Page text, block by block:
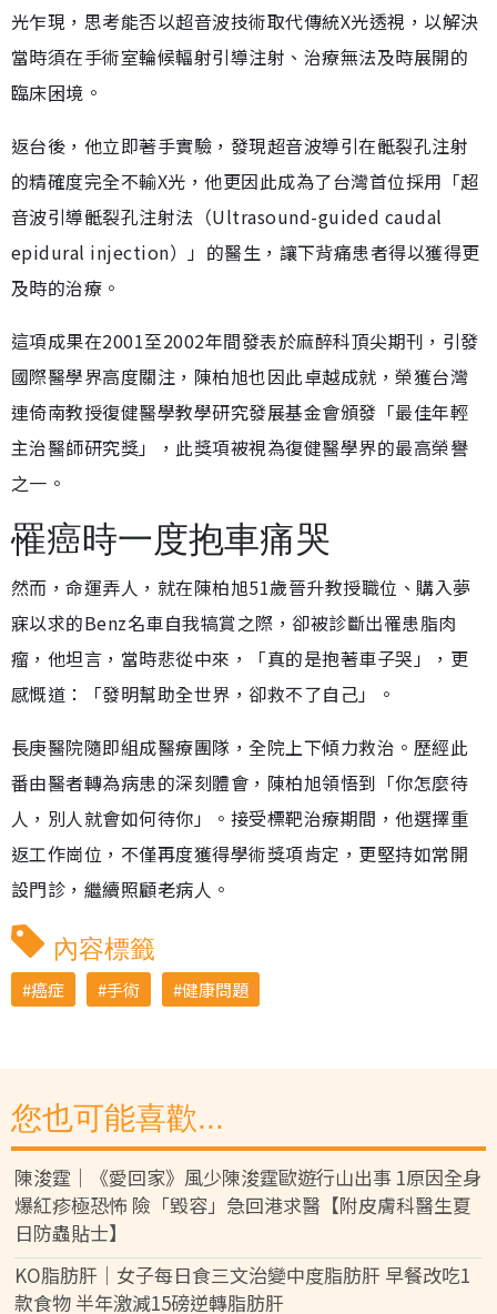
光乍現，思考能否以超音波技術取代傳統X光透視，以解決
當時須在手術室輪候輻射引導注射、治療無法及時展開的
臨床困境。
返台後，他立即著手實驗，發現超音波導引在骶裂孔注射
的精確度完全不輸X光，他更因此成為了台灣首位採用「超
音波引導骶裂孔注射法（Ultrasound-guided caudal
epidural injection）」的醫生，讓下背痛患者得以獲得更
及時的治療。
這項成果在2001至2002年間發表於麻醉科頂尖期刊，引發
國際醫學界高度關注，陳柏旭也因此卓越成就，榮獲台灣
連倚南教授復健醫學教學研究發展基金會頒發「最佳年輕
主治醫師研究獎」，此獎項被視為復健醫學界的最高榮譽
之一。
罹癌時一度抱車痛哭
然而，命運弄人，就在陳柏旭51歲晉升教授職位、購入夢
寐以求的Benz名車自我犒賞之際，卻被診斷出罹患脂肉
瘤，他坦言，當時悲從中來，「真的是抱著車子哭」，更
感慨道：「發明幫助全世界，卻救不了自己」。
長庚醫院隨即組成醫療團隊，全院上下傾力救治。歷經此
番由醫者轉為病患的深刻體會，陳柏旭領悟到「你怎麼待
人，別人就會如何待你」。接受標靶治療期間，他選擇重
返工作崗位，不僅再度獲得學術獎項肯定，更堅持如常開
設門診，繼續照顧老病人。
內容標籤
癌症 手術 健康問題
您也可能喜歡...
陳浚霆｜《愛回家》風少陳浚霆歐遊行山出事 1原因全身
爆紅疹極恐怖 險「毀容」急回港求醫【附皮膚科醫生夏
日防蟲貼士】
KO脂肪肝｜女子每日食三文治變中度脂肪肝 早餐改吃1
款食物 半年激減15磅逆轉脂肪肝